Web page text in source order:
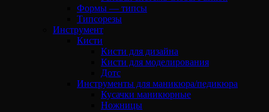
Формы — типсы
Типсорезы
Инструмент
Кисти
Кисти для дизайна
Кисти для моделирования
Дотс
Инструменты для маникюра/педикюра
Кусачки маникюрные
Ножницы